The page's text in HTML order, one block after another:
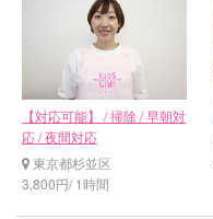
【対応可能】 / 掃除 / 早朝対
応 / 夜間対応
東京都杉並区
3,800円/ 1時間